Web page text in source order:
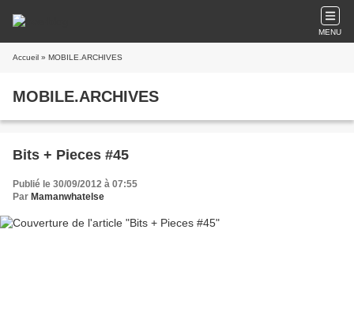
MENU
Accueil » MOBILE.ARCHIVES
MOBILE.ARCHIVES
Bits + Pieces #45
Publié le 30/09/2012 à 07:55
Par Mamanwhatelse